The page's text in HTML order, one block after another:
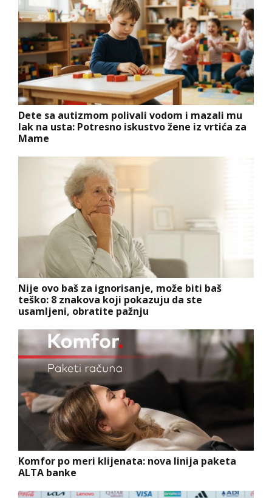
Dete sa autizmom polivali vodom i mazali mu
lak na usta: Potresno iskustvo žene iz vrtića za
Mame
Nije ovo baš za ignorisanje, može biti baš
teško: 8 znakova koji pokazuju da ste
usamljeni, obratite pažnju
Komfor po meri klijenata: nova linija paketa
ALTA banke